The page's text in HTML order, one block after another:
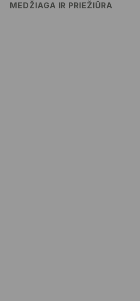
MEDŽIAGA IR PRIEŽIŪRA